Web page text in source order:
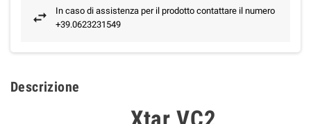
In caso di assistenza per il prodotto contattare il numero
+39.0623231549
Descrizione